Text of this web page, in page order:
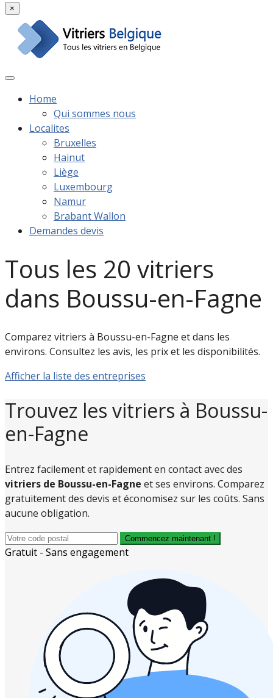
×
Home
Qui sommes nous
Localites
Bruxelles
Hainut
Liège
Luxembourg
Namur
Brabant Wallon
Demandes devis
Tous les 20 vitriers
dans Boussu-en-Fagne
Comparez vitriers à Boussu-en-Fagne et dans les
environs. Consultez les avis, les prix et les disponibilités.
Afficher la liste des entreprises
Trouvez les vitriers à Boussu-
en-Fagne
Entrez facilement et rapidement en contact avec des
vitriers de Boussu-en-Fagne et ses environs. Comparez
gratuitement des devis et économisez sur les coûts. Sans
aucune obligation.
Commencez maintenant !
Gratuit - Sans engagement